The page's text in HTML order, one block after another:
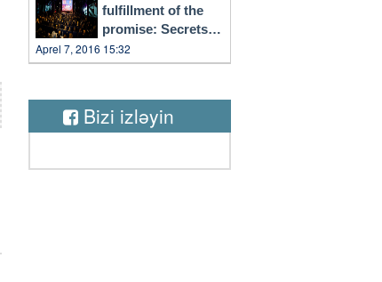
fulfillment of the
promise: Secrets
of Vilnius”
Aprel 7, 2016 15:32
Bizi izləyin